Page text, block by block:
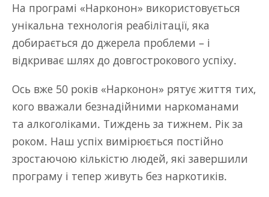
На програмі «Нарконон» використовується
унікальна технологія реабілітації, яка
добирається до джерела проблеми – і
відкриває шлях до довгострокового успіху.
Ось вже 50 років «Нарконон» рятує життя тих,
кого вважали безнадійними наркоманами
та алкоголіками. Тиждень за тижнем. Рік за
роком. Наш успіх вимірюється постійно
зростаючою кількістю людей, які завершили
програму і тепер живуть без наркотиків.